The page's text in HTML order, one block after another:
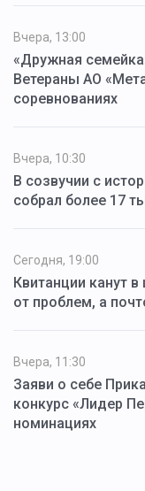
Вчера, 13:00
«Дружная
Ветераны АО
соревнованиях
Вчера, 10:30
В созвучии с
собрал более 17
Сегодня, 19:00
Квитанции канут
от проблем, а
Вчера, 11:30
Заяви о себе
конкурс «Лидер
номинациях